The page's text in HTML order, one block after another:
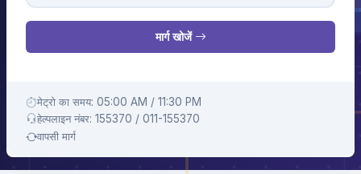
मार्ग खोजें
मेट्रो का समय: 05:00 AM / 11:30 PM
हेल्पलाइन नंबर: 155370 / 011-155370
वापसी मार्ग